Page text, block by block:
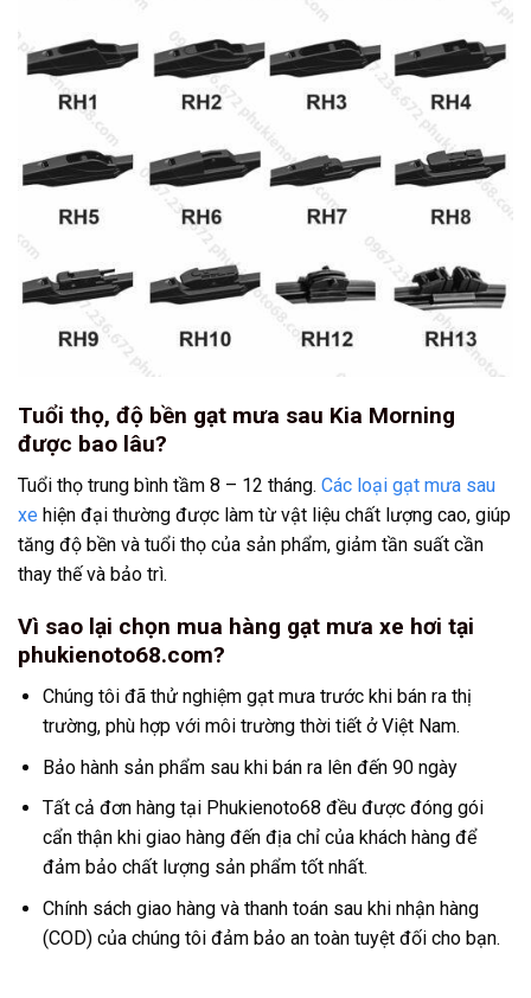
Tuổi thọ, độ bền gạt mưa sau Kia Morning
được bao lâu?
Tuổi thọ trung bình tầm 8 – 12 tháng. Các loại gạt mưa sau
xe hiện đại thường được làm từ vật liệu chất lượng cao, giúp
tăng độ bền và tuổi thọ của sản phẩm, giảm tần suất cần
thay thế và bảo trì.
Vì sao lại chọn mua hàng gạt mưa xe hơi tại
phukienoto68.com?
Chúng tôi đã thử nghiệm gạt mưa trước khi bán ra thị
trường, phù hợp với môi trường thời tiết ở Việt Nam.
Bảo hành sản phẩm sau khi bán ra lên đến 90 ngày
Tất cả đơn hàng tại Phukienoto68 đều được đóng gói
cẩn thận khi giao hàng đến địa chỉ của khách hàng để
đảm bảo chất lượng sản phẩm tốt nhất.
Chính sách giao hàng và thanh toán sau khi nhận hàng
(COD) của chúng tôi đảm bảo an toàn tuyệt đối cho bạn.